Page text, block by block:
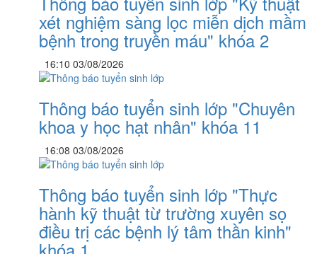
xét nghiệm sàng lọc miễn dịch mầm
bệnh trong truyền máu" khóa 2
16:10 03/08/2026
Thông báo tuyển sinh lớp "Chuyên
khoa y học hạt nhân" khóa 11
16:08 03/08/2026
Thông báo tuyển sinh lớp "Thực
hành kỹ thuật từ trường xuyên sọ
điều trị các bệnh lý tâm thần kinh"